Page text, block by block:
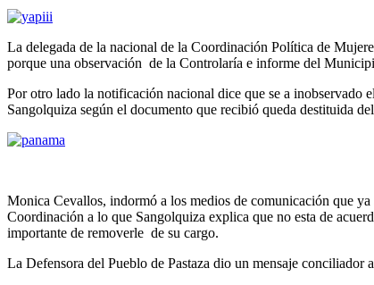
La delegada de la nacional de la Coordinación Política de
porque una observación de la Controlaría e informe del
Por otro lado la notificación nacional dice que se a
Sangolquiza según el documento que recibió queda destituida
Monica Cevallos, indormó a los medios de comunicación que ya
Coordinación a lo que Sangolquiza explica que no esta de
importante de removerle de su cargo.
La Defensora del Pueblo de Pastaza dio un mensaje